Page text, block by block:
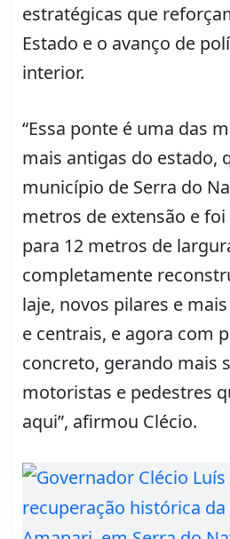
estratégicas que
Estado e o avanço de
interior.
“Essa ponte é uma das
mais antigas do estado,
município de Serra do
metros de extensão e
para 12 metros de
completamente
laje, novos pilares e
e centrais, e agora com
concreto, gerando mais
motoristas e pedestres
aqui”, afirmou Clécio.